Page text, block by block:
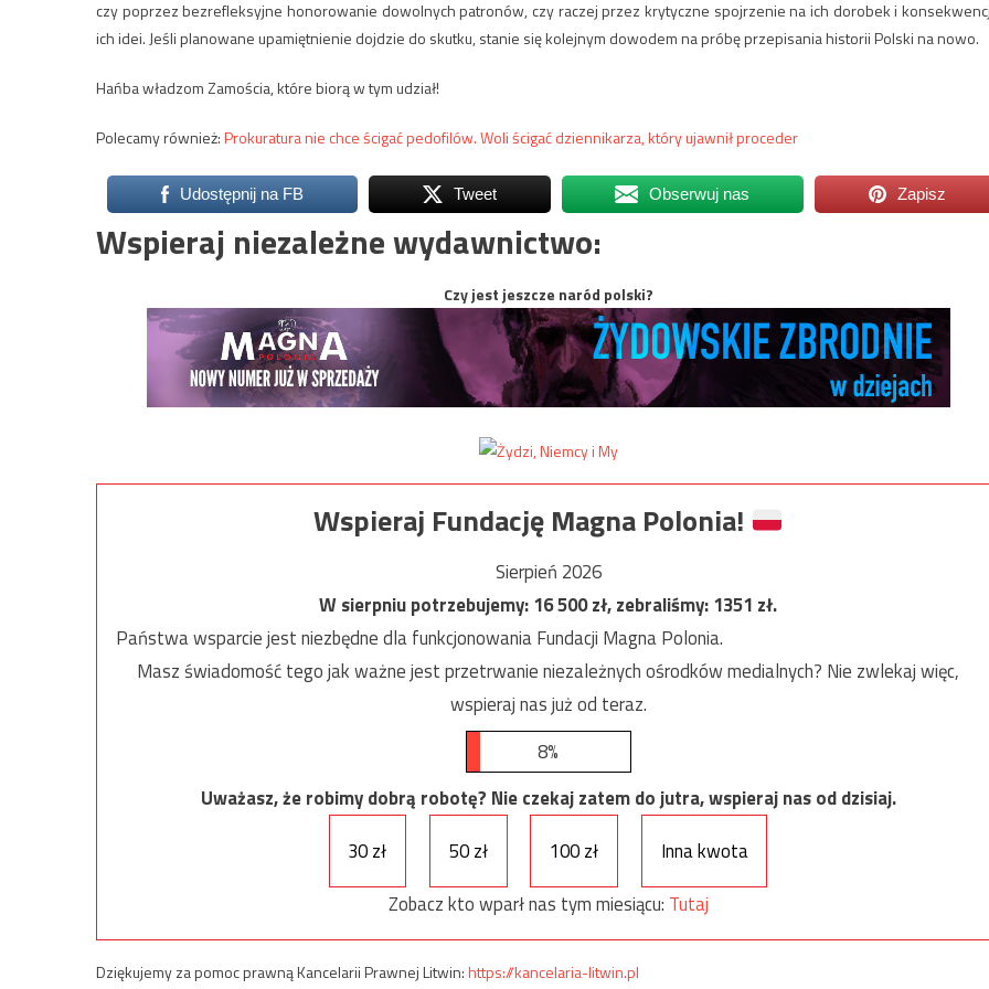
czy poprzez bezrefleksyjne honorowanie dowolnych patronów, czy raczej przez krytyczne spojrzenie na ich dorobek i
ich idei. Jeśli planowane upamiętnienie dojdzie do skutku, stanie się kolejnym dowodem na próbę przepisania historii Polski na nowo.
Hańba władzom Zamościa, które biorą w tym udział!
Polecamy również:Prokuratura nie chce ścigać pedofilów. Woli ścigać dziennikarza, który ujawnił proceder
Udostępnij na FB Tweet Obserwuj nas Zapisz
Wspieraj niezależne wydawnictwo:
Czy jest jeszcze naród polski?
Wspieraj Fundację Magna Polonia!
Sierpień 2026
W sierpniu potrzebujemy:16 500zł, zebraliśmy:1351 zł.
Państwa wsparcie jest niezbędne dla funkcjonowania Fundacji Magna Polonia.
Masz świadomość tego jak ważne jest przetrwanie niezależnych ośrodków medialnych? Nie zwlekaj więc,
wspieraj nas już od teraz.
8%
Uważasz, że robimy dobrą robotę? Nie czekaj zatem do jutra, wspieraj nas od dzisiaj.
30 zł
50 zł 100 zł
Inna kwota
Zobacz kto wparł nas tym miesiącu: Tutaj
Dziękujemy za pomoc prawną Kancelarii Prawnej Litwin:https://kancelaria-litwin.pl